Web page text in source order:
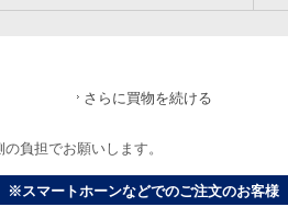
さらに買物を続ける
負担でお願いします。
※スマートホーンなどでのご注文のお客様